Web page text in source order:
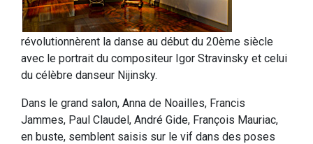
révolutionnèrent la danse au début du 20ème siècle
avec le portrait du compositeur Igor Stravinsky et celui
du célèbre danseur Nijinsky.
Dans le grand salon, Anna de Noailles, Francis
Jammes, Paul Claudel, André Gide, François Mauriac,
en buste, semblent saisis sur le vif dans des poses